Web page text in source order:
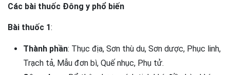
Các bài thuốc Đông y phổ biến
Bài thuốc 1:
Thành phần: Thục địa, Sơn thù du, Sơn dược, Phục linh,
Trạch tả, Mẫu đơn bì, Quế nhục, Phụ tử.